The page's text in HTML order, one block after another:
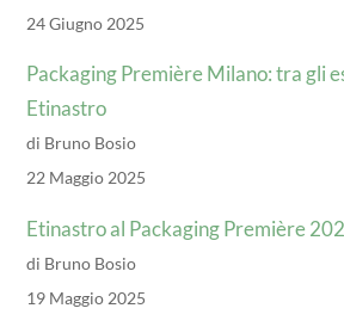
24 Giugno 2025
Packaging Première Milano: tra gli
Etinastro
di Bruno Bosio
22 Maggio 2025
Etinastro al Packaging Première
di Bruno Bosio
19 Maggio 2025